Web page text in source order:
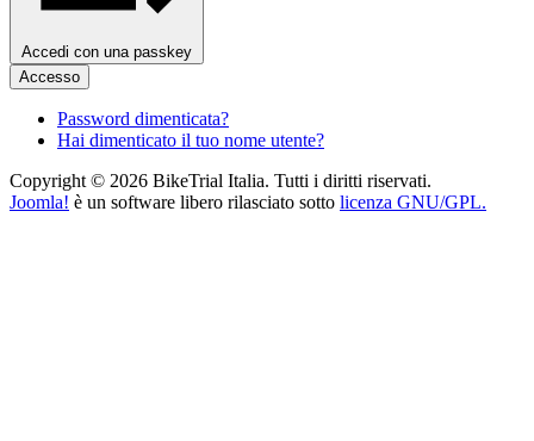
Accedi con una passkey
Accesso
Password dimenticata?
Hai dimenticato il tuo nome utente?
Copyright © 2026 BikeTrial Italia. Tutti i diritti riservati.
Joomla! è un software libero rilasciato sotto licenza GNU/GPL.